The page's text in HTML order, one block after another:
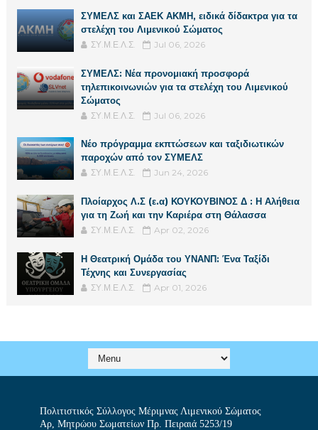
ΣΥΜΕΛΣ και ΣΑΕΚ ΑΚΜΗ, ειδικά δίδακτρα για τα
στελέχη του Λιμενικού Σώματος
ΣΥ.Μ.Ε.Λ.Σ. Jul 06, 2026
ΣΥΜΕΛΣ: Νέα προνομιακή προσφορά
τηλεπικοινωνιών για τα στελέχη του Λιμενικού
Σώματος
ΣΥ.Μ.Ε.Λ.Σ. Jul 06, 2026
Νέο πρόγραμμα εκπτώσεων και ταξιδιωτικών
παροχών από τον ΣΥΜΕΛΣ
ΣΥ.Μ.Ε.Λ.Σ. Jun 24, 2026
Πλοίαρχος Λ.Σ (ε.α) ΚΟΥΚΟΥΒΙΝΟΣ Δ : Η Αλήθεια
για τη Ζωή και την Καριέρα στη Θάλασσα
ΣΥ.Μ.Ε.Λ.Σ. Apr 02, 2026
Η Θεατρική Ομάδα του ΥΝΑΝΠ: Ένα Ταξίδι
Τέχνης και Συνεργασίας
ΣΥ.Μ.Ε.Λ.Σ. Apr 01, 2026
Πολιτιστικός Σύλλογος Μέριμνας Λιμενικού Σώματος
Αρ, Μητρώου Σωματείων Πρ. Πειραιά 5253/19